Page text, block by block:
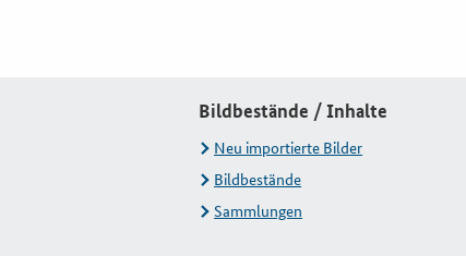
Bildbestände / Inhalte
Neu importierte Bilder
Bildbestände
Sammlungen